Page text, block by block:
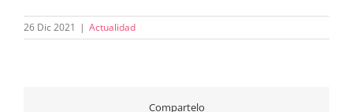
26 Dic 2021 | Actualidad
Compartelo